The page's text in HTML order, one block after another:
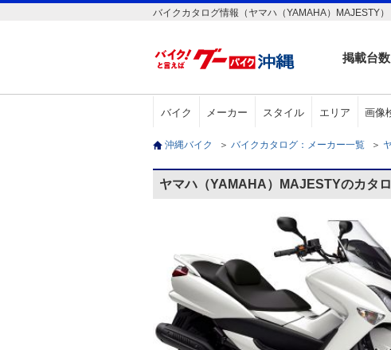
バイクカタログ情報（ヤマハ（YAMAHA）MAJESTY）
掲載台数
バイク メーカー スタイル エリア 画像
沖縄バイク ＞ バイクカタログ：メーカー一覧 ＞
ヤマハ（YAMAHA）MAJESTYのカタ